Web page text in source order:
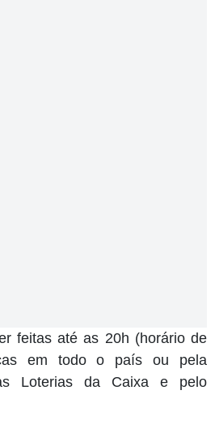
feitas até as 20h (horário de
em todo o país ou pela
Loterias da Caixa e pelo